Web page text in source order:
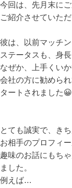
今回は、先月末に
ご紹介させていた
彼は、以前マッチ
ステータスも、身
なぜか、上手くい
会社の方に勧めら
タートされました😀
とても誠実で、き
お相手のプロフィ
趣味のお話にもち
ました。
例えば…